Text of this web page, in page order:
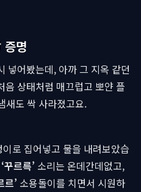
증명
넣어봤는데, 아까 그 지옥 같던
음 상태처럼 매끄럽고 뽀얀 플
새도 싹 사라졌고요.
로 집어넣고 물을 내려보았습
‘꾸르륵’ 소리는 온데간데없고,
르’ 소용돌이를 치면서 시원하